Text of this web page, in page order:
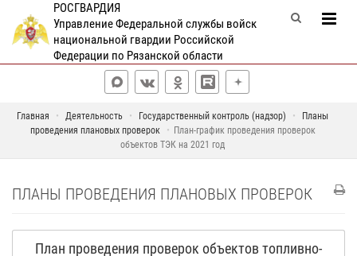
РОСГВАРДИЯ
Управление Федеральной службы войск
национальной гвардии Российской
Федерации по Рязанской области
Главная Деятельность Государственный контроль (надзор)
Планы
проведения плановых проверок
План-график проведения проверок
объектов ТЭК на 2021 год
ПЛАНЫ ПРОВЕДЕНИЯ ПЛАНОВЫХ ПРОВЕРОК
План проведения проверок объектов топливно-